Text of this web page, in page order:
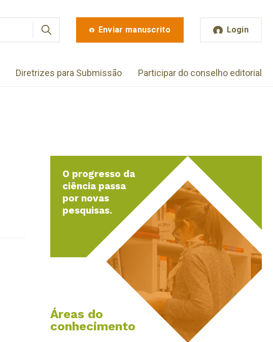
Enviar manuscrito Login
Diretrizes para Submissão Participar do conselho editorial
O progresso da
ciência passa
por novas
pesquisas.
Áreas do
conhecimento